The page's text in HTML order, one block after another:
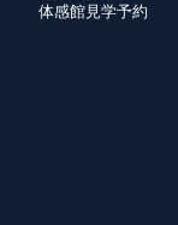
体感館見学予約